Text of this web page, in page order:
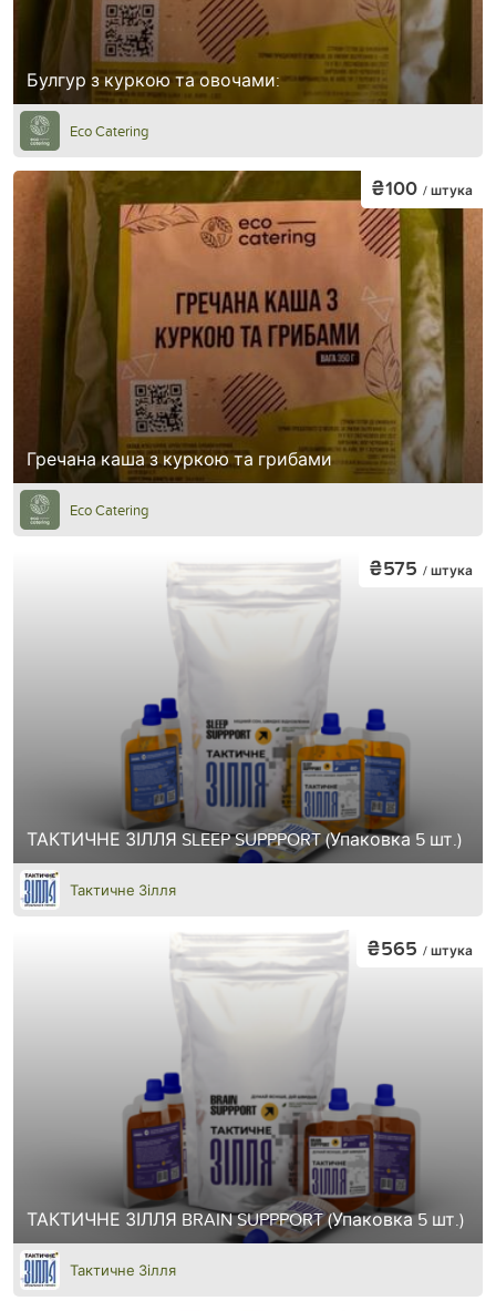
Булгур з куркою та овочами:
Eco Catering
Гречана каша з куркою та грибами
₴100 / штука
Eco Catering
ТАКТИЧНЕ ЗІЛЛЯ SLEEP SUPPPORT (Упаковка 5 шт.)
₴575 / штука
Тактичне Зілля
ТАКТИЧНЕ ЗІЛЛЯ BRAIN SUPPPORT (Упаковка 5 шт.)
₴565 / штука
Тактичне Зілля